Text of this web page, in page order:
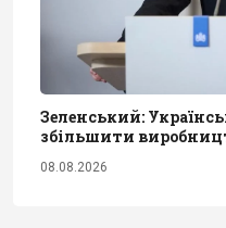
Зеленський:
збільшити
08.08.2026